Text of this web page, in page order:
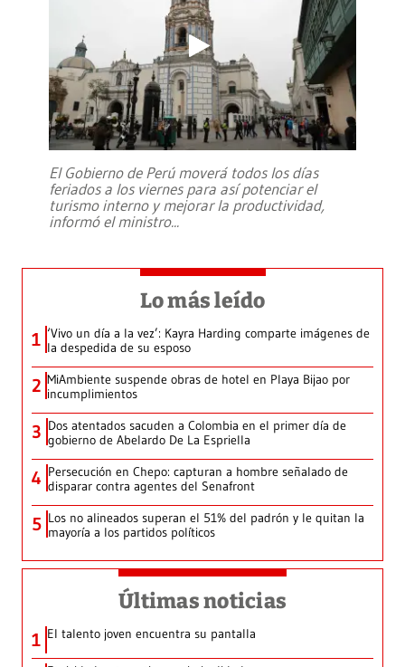
El Gobierno de Perú moverá todos los días
feriados a los viernes para así potenciar el
turismo interno y mejorar la productividad,
informó el ministro...
Lo más leído
1 ‘Vivo un día a la vez’: Kayra Harding comparte imágenes de
la despedida de su esposo
2 MiAmbiente suspende obras de hotel en Playa Bijao por
incumplimientos
3 Dos atentados sacuden a Colombia en el primer día de
gobierno de Abelardo De La Espriella
4 Persecución en Chepo: capturan a hombre señalado de
disparar contra agentes del Senafront
5 Los no alineados superan el 51% del padrón y le quitan la
mayoría a los partidos políticos
Últimas noticias
1 El talento joven encuentra su pantalla​